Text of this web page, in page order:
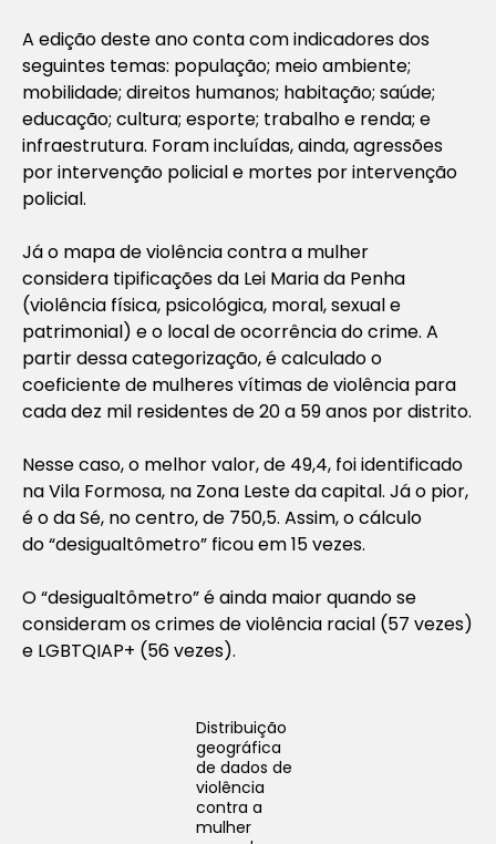
A edição deste ano conta com indicadores dos
seguintes temas: população; meio ambiente;
mobilidade; direitos humanos; habitação; saúde;
educação; cultura; esporte; trabalho e renda; e
infraestrutura. Foram incluídas, ainda, agressões
por intervenção policial e mortes por intervenção
policial.
Já o mapa de violência contra a mulher
considera tipificações da Lei Maria da Penha
(violência física, psicológica, moral, sexual e
patrimonial) e o local de ocorrência do crime. A
partir dessa categorização, é calculado o
coeficiente de mulheres vítimas de violência para
cada dez mil residentes de 20 a 59 anos por distrito.
Nesse caso, o melhor valor, de 49,4, foi identificado
na Vila Formosa, na Zona Leste da capital. Já o pior,
é o da Sé, no centro, de 750,5. Assim, o cálculo
do “desigualtômetro” ficou em 15 vezes.
O “desigualtômetro” é ainda maior quando se
consideram os crimes de violência racial (57 vezes)
e LGBTQIAP+ (56 vezes).
Distribuição
geográfica
de dados de
violência
contra a
mulher